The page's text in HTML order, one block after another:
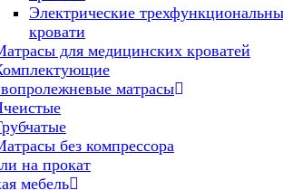
Электрические
кровати
для медицинских кроватей
матрасы
без компрессора
на прокат
мебель